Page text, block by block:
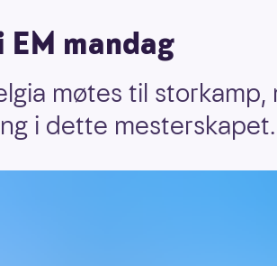
mandag
møtes til
i dette mesterskapet.